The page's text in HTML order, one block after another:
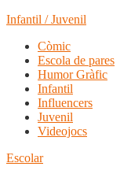
Infantil / Juvenil
Còmic
Escola de pares
Humor Gràfic
Infantil
Influencers
Juvenil
Videojocs
Escolar